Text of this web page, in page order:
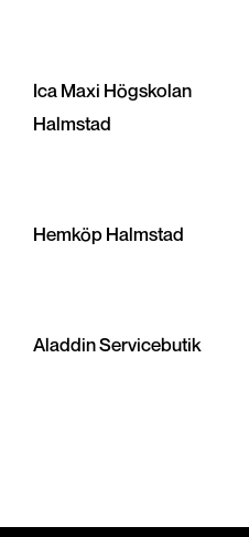
Ica Maxi Högskolan
Halmstad
Hemköp Halmstad
Aladdin Servicebutik